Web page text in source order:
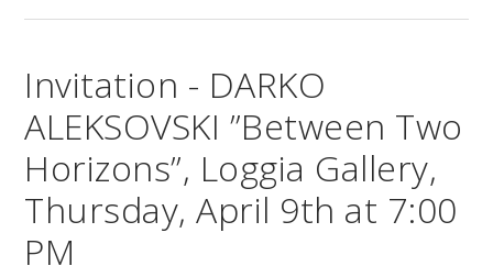
Invitation - DARKO
ALEKSOVSKI ”Between Two
Horizons”, Loggia Gallery,
Thursday, April 9th at 7:00
PM